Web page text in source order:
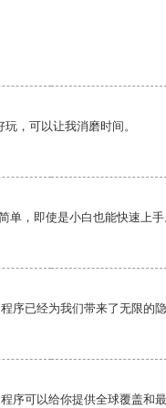
，可以让我消磨时间。
单，即使是小白也能快速上手
序已经为我们带来了无限的隐
序可以给你提供全球覆盖和最